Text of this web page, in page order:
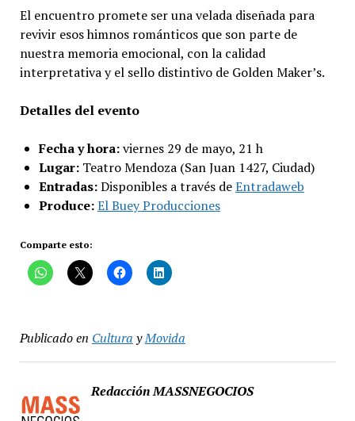
El encuentro promete ser una velada diseñada para
revivir esos himnos románticos que son parte de
nuestra memoria emocional, con la calidad
interpretativa y el sello distintivo de Golden Maker’s.
Detalles del evento
Fecha y hora:viernes 29 de mayo, 21 h
Lugar:Teatro Mendoza (San Juan 1427, Ciudad)
Entradas:Disponibles a través deEntradaweb
Produce:El Buey Producciones
Comparte esto:
Publicado en Cultura yMovida
Redacción MASSNEGOCIOS